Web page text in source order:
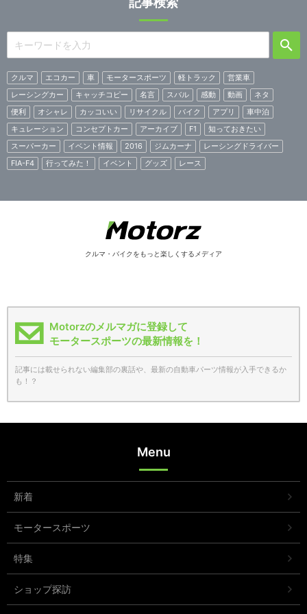
クルマ エコカー 車 モータースポーツ 軽トラック
営業車
レーシングカー
キャッチコピー 名言 スバル 感動 動画
ネタ
便利
オシャレ カッコいい リサイクル バイク アプリ
車中泊
キュレーション
コンセプトカー アーカイブ F1
知っておきたい
スーパーカー
イベント情報 2016 ジムカーナ
レーシングドライバー
FIA-F4
行ってみた！ イベント グッズ レース
クルマ・バイクをもっと楽しくするメディア
Motorzのメルマガに登録して
モータースポーツの最新情報を！
記事には載せられない編集部の裏話や、最新の自動車パーツ情報が入手できるか
も！？
Menu
新着
モータースポーツ
特集
ショップ探訪